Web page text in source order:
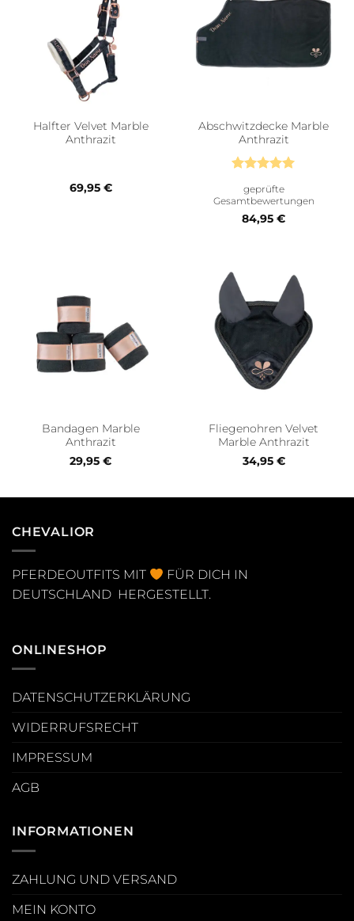
Halfter Velvet Marble
Anthrazit
69,95 €
Abschwitzdecke Marble
Anthrazit
mit5von
5
geprüfte
Gesamtbewertungen
84,95 €
Bandagen Marble
Anthrazit
29,95 €
Fliegenohren Velvet
Marble Anthrazit
34,95 €
CHEVALIOR
PFERDEOUTFITS MIT
FÜR DICH IN
DEUTSCHLAND HERGESTELLT.
ONLINESHOP
DATENSCHUTZERKLÄRUNG
WIDERRUFSRECHT
IMPRESSUM
AGB
INFORMATIONEN
ZAHLUNG UND VERSAND
MEIN KONTO